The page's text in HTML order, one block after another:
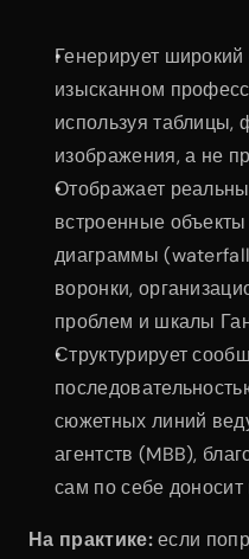
Генерирует
изысканном
используя таблицы,
изображения, а не
Отображает
встроенные
диаграммы
воронки,
проблем и шкалы
Структурирует
сюжетных линий
агентств (MBB),
сам по себе
На практике: если